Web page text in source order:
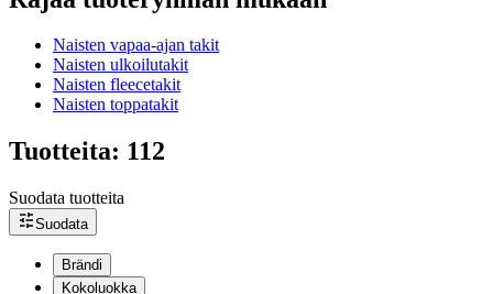
Naisten vapaa-ajan takit
Naisten ulkoilutakit
Naisten fleecetakit
Naisten toppatakit
Tuotteita: 112
Suodata tuotteita
Suodata
Brändi
Kokoluokka